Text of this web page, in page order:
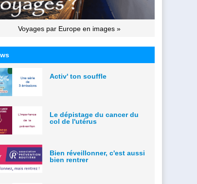
Voyages par Europe en images »
Activ' ton souffle
Le dépistage du cancer du
col de l'utérus
Bien réveillonner, c'est aussi
bien rentrer